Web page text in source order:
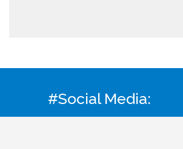
#Social Media: